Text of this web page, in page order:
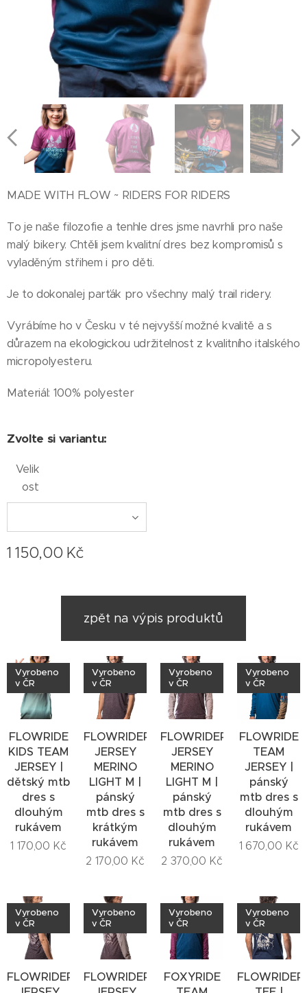
MADE WITH FLOW ~ RIDERS FOR RIDERS
To je naše filozofie a tenhle dres jsme navrhli pro naše
malý bikery. Chtěli jsem kvalitní dres bez kompromisů s
vyladěným střihem i pro děti.
Je to dokonalej parťák pro všechny malý trail ridery.
Vyrábíme ho v Česku v té nejvyšší možné kvalitě a s
důrazem na ekologickou udržitelnost z kvalitního italského
micropolyesteru.
Materiál: 100% polyester
Zvolte si variantu:
Velik
ost
1 150,00 Kč
zpět na výpis produktů
FLOWRIDE
KIDS TEAM
JERSEY |
dětský mtb
dres s
dlouhým
rukávem
Vyrobeno
v ČR
1 170,00 Kč
FLOWRIDERS
JERSEY
MERINO
LIGHT M |
pánský
mtb dres s
krátkým
rukávem
Vyrobeno
v ČR
2 170,00 Kč
FLOWRIDERS
JERSEY
MERINO
LIGHT M |
pánský
mtb dres s
dlouhým
rukávem
Vyrobeno
v ČR
2 370,00 Kč
FLOWRIDE
TEAM
JERSEY |
pánský
mtb dres s
dlouhým
rukávem
Vyrobeno
v ČR
1 670,00 Kč
FLOWRIDERS
Vyrobeno
v ČR
FLOWRIDERS
Vyrobeno
v ČR
FOXYRIDE
Vyrobeno
v ČR
Vyrobeno
v ČR